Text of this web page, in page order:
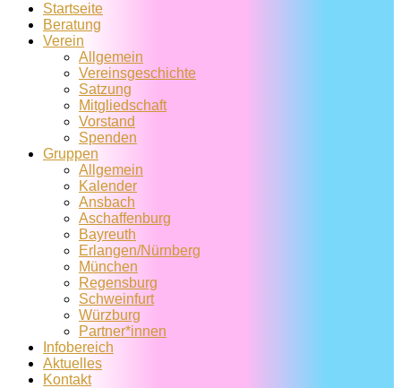
Startseite
Beratung
Verein
Allgemein
Vereins­geschichte
Satzung
Mitglied­schaft
Vorstand
Spenden
Gruppen
Allgemein
Kalender
Ansbach
Aschaffenburg
Bayreuth
Erlangen/Nürnberg
München
Regensburg
Schweinfurt
Würzburg
Partner*innen
Infobereich
Aktuelles
Kontakt